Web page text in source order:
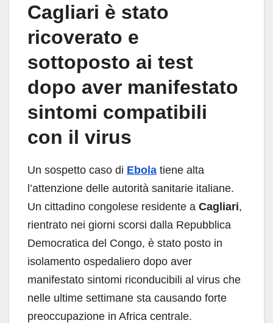
Cagliari è stato
ricoverato e
sottoposto ai test
dopo aver manifestato
sintomi compatibili
con il virus
Un sospetto caso di Ebola tiene alta
l’attenzione delle autorità sanitarie italiane.
Un cittadino congolese residente a Cagliari,
rientrato nei giorni scorsi dalla Repubblica
Democratica del Congo, è stato posto in
isolamento ospedaliero dopo aver
manifestato sintomi riconducibili al virus che
nelle ultime settimane sta causando forte
preoccupazione in Africa centrale.